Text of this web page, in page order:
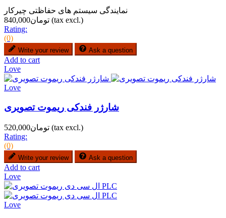
نمایندگی سیستم های حفاظتی چیرکار
تومان840,000 (tax excl.)
Rating:
(0)
Write your review Ask a question
Add to cart
Love
Love
شارژر فندکی ریموت تصویری
تومان520,000 (tax excl.)
Rating:
(0)
Write your review Ask a question
Add to cart
Love
Love